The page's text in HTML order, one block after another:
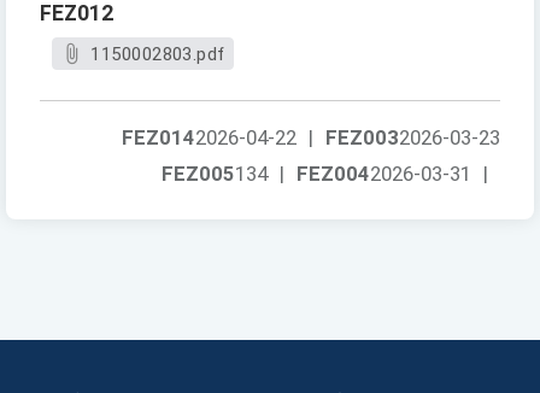
FEZ012
1150002803.pdf
FEZ0032026-03-23
FEZ0142026-04-22 |
FEZ0042026-03-31 |
FEZ005134 |